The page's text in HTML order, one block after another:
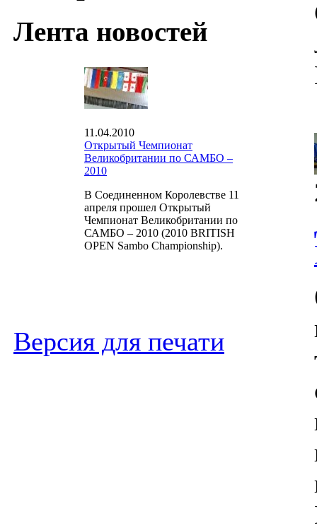
Лента новостей
11.04.2010
Открытый Чемпионат
Великобритании по САМБО –
2010
В Соединенном Королевстве 11
апреля прошел Открытый
Чемпионат Великобритании по
САМБО – 2010 (2010 BRITISH
OPEN Sambo Championship).
Версия для печати